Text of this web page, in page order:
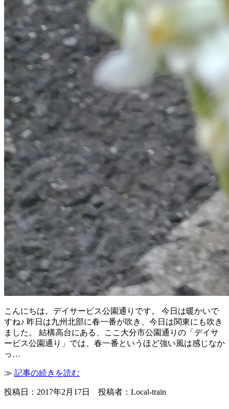
こんにちは。デイサービス公園通りです。 今日は暖かいで
すね♪ 昨日は九州北部に春一番が吹き、今日は関東にも吹き
ました。 結構高台にある、ここ大分市公園通りの「デイサ
ービス公園通り」では、春一番というほど強い風は感じなか
っ…
≫ 記事の続きを読む
投稿日：2017年2月17日 投稿者：Local-train